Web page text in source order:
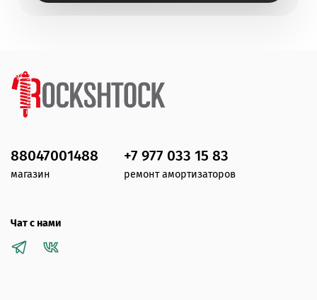
88047001488
магазин
+7 977 033 15 83
ремонт амортизаторов
Чат с нами